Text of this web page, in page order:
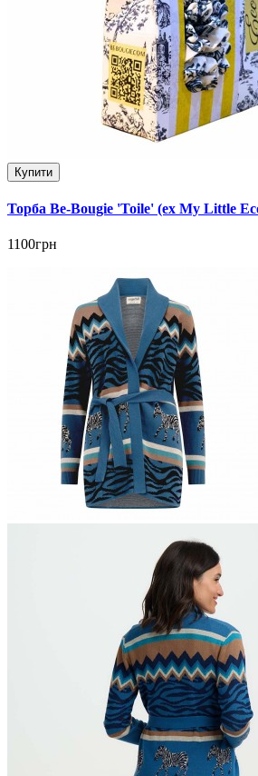
Купити
Торба Be-Bougie 'Toile' (ex My Little
1100грн